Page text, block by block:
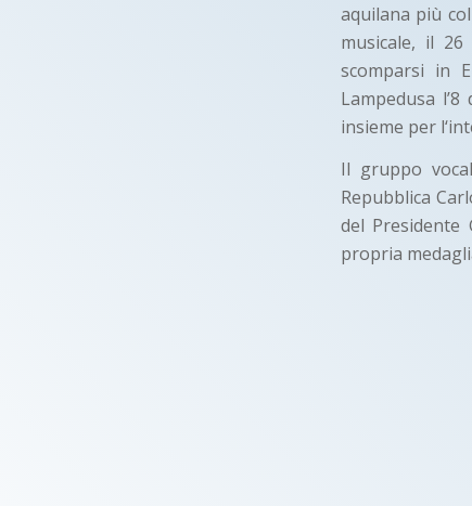
aquilana più
musicale, il
scomparsi in
Lampedusa
insieme per
Il gruppo
Repubblica
del Presidente
propria